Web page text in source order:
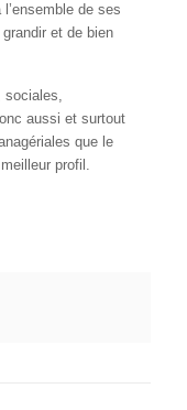
de ses
et de bien
sociales,
aussi et surtout
que le
profil.